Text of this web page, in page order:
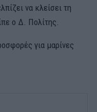
να κλείσει τη
ο Δ. Πολίτης.
για μαρίνες